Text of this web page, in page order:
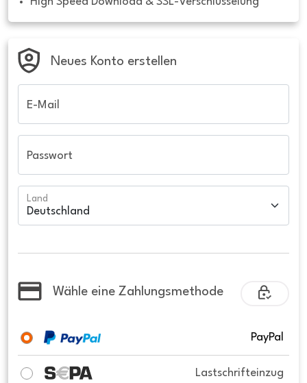
Neues Konto erstellen
E-Mail
Passwort
Land
Wähle eine Zahlungsmethode
PayPal
Lastschrifteinzug